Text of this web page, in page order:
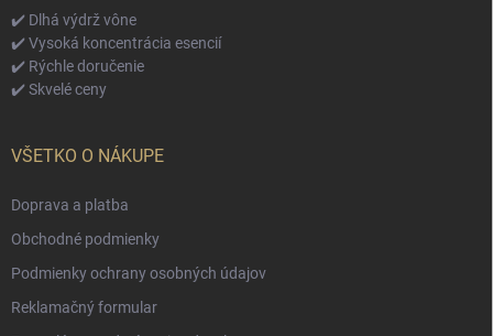
✔️ Dlhá výdrž vône
✔️ Vysoká koncentrácia esencií
✔️ Rýchle doručenie
✔️ Skvelé ceny
VŠETKO O NÁKUPE
Doprava a platba
Obchodné podmienky
Podmienky ochrany osobných údajov
Reklamačný formular